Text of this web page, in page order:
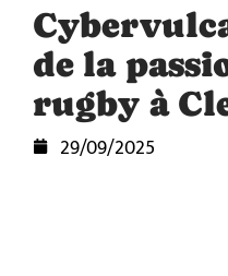
de la
rugby à
29/09/2025